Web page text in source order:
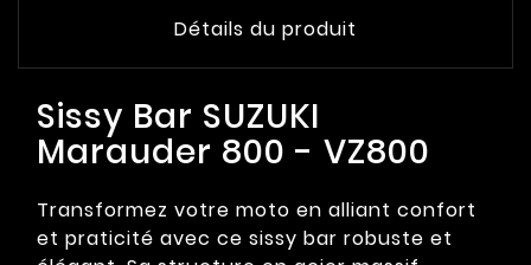
Détails du produit
Sissy Bar SUZUKI
Marauder 800 - VZ800
Transformez votre moto en alliant confort
et praticité avec ce sissy bar robuste et